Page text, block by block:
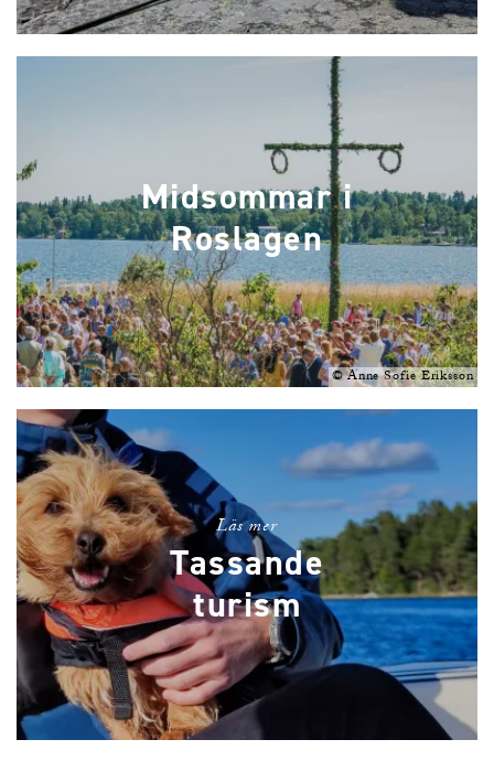
©Anne Sofie Eriksson
Midsommar i
Roslagen
Läs mer
Tassande
turism